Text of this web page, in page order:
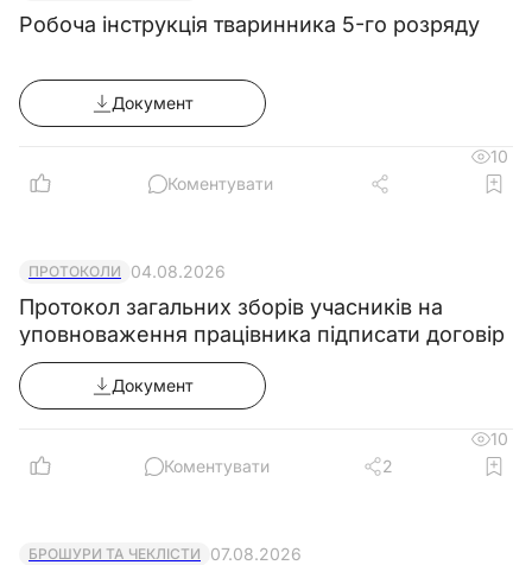
Робоча інструкція тваринника 5-го розряду
Документ
10
Коментувати
ПРОТОКОЛИ 04.08.2026
Протокол загальних зборів учасників на
уповноваження працівника підписати договір
Документ
10
Коментувати
2
БРОШУРИ ТА ЧЕКЛІСТИ 07.08.2026